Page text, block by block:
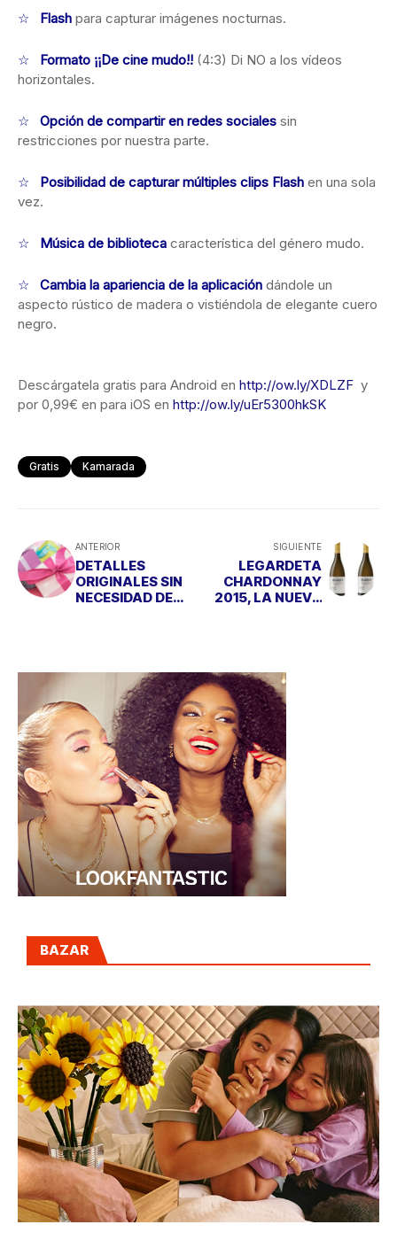
☆ Flash para capturar imágenes nocturnas.
☆ Formato ¡¡De cine mudo!! (4:3) Di NO a los vídeos
horizontales.
☆ Opción de compartir en redes sociales sin
restricciones por nuestra parte.
☆ Posibilidad de capturar múltiples clips Flash en una sola
vez.
☆ Música de biblioteca característica del género mudo.
☆ Cambia la apariencia de la aplicación dándole un
aspecto rústico de madera o vistiéndola de elegante cuero
negro.
Descárgatela gratis para Android en http://ow.ly/XDLZF y
por 0,99€ en para iOS en http://ow.ly/uEr5300hkSK
Gratis Kamarada
ANTERIOR
DETALLES
ORIGINALES SIN
NECESIDAD DE
SIGUIENTE
LEGARDETA
CHARDONNAY
2015, LA NUEVA
BAZAR